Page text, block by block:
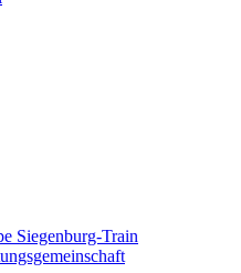
Siegenburg-Train